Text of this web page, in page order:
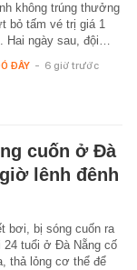
không trúng thưởng
bỏ tấm vé trị giá 1
Hai ngày sau, đội…
ĐÂY - 6 giờ trước
cuốn ở Đà
lênh đênh
bơi, bị sóng cuốn ra
24 tuổi ở Đà Nẵng cố
thả lỏng cơ thể để